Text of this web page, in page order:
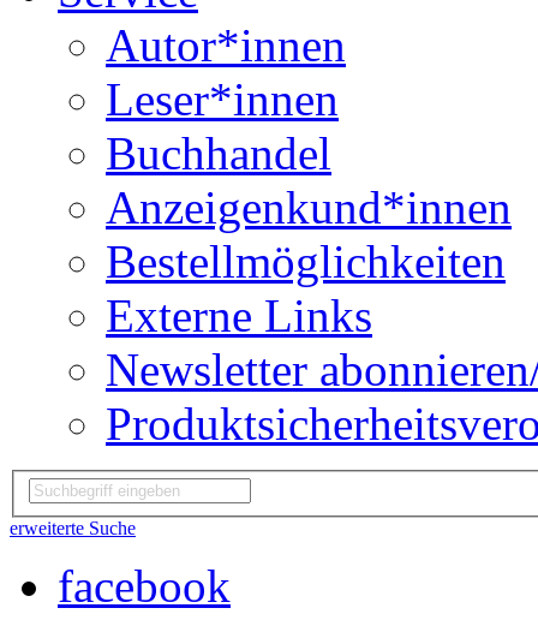
Autor*innen
Leser*innen
Buchhandel
Anzeigenkund*innen
Bestellmöglichkeiten
Externe Links
Newsletter
erweiterte Suche
facebook